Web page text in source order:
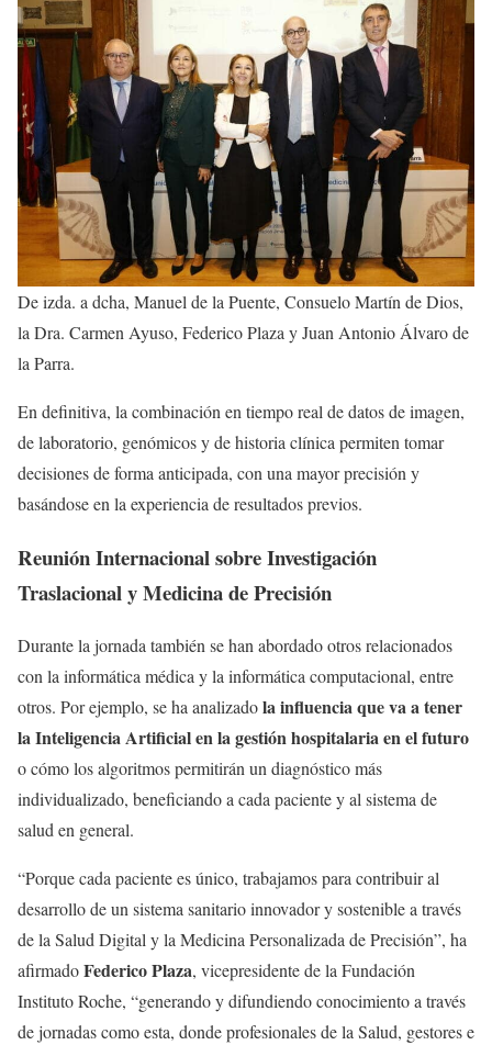
De izda. a dcha, Manuel de la Puente, Consuelo Martín de Dios,
la Dra. Carmen Ayuso, Federico Plaza y Juan Antonio Álvaro de
la Parra.
En definitiva, la combinación en tiempo real de datos de imagen,
de laboratorio, genómicos y de historia clínica permiten tomar
decisiones de forma anticipada, con una mayor precisión y
basándose en la experiencia de resultados previos.
Reunión Internacional sobre Investigación
Traslacional y Medicina de Precisión
Durante la jornada también se han abordado otros relacionados
con la informática médica y la informática computacional, entre
otros. Por ejemplo, se ha analizadola influencia que va a tener
la Inteligencia Artificial en la gestión hospitalaria en el futuro
o cómo los algoritmos permitirán un diagnóstico más
individualizado, beneficiando a cada paciente y al sistema de
salud en general.
“Porque cada paciente es único, trabajamos para contribuir al
desarrollo de un sistema sanitario innovador y sostenible a través
de la Salud Digital y la Medicina Personalizada de Precisión”, ha
afirmadoFederico Plaza, vicepresidente de la Fundación
Instituto Roche, “generando y difundiendo conocimiento a través
de jornadas como esta, donde profesionales de la Salud, gestores e